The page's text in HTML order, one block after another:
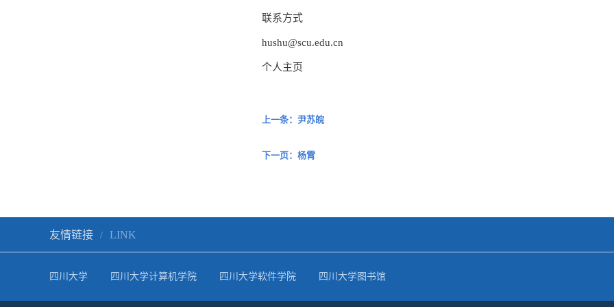
联系方式
hushu@scu.edu.cn
个人主页
上一条：尹苏皖
下一页：杨霄
友情链接 / LINK
四川大学 四川大学计算机学院 四川大学软件学院 四川大学图书馆